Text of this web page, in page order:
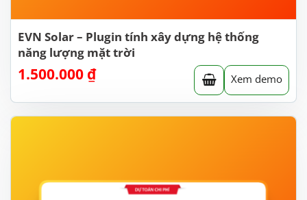
EVN Solar – Plugin tính xây dựng hệ thống
năng lượng mặt trời
1.500.000 ₫ Xem demo